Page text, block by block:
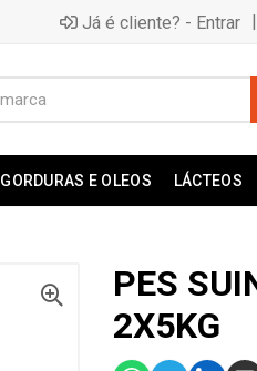
Já é cliente? - Entrar |
GORDURAS E OLEOS LÁCTEOS
PES
2X5KG